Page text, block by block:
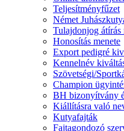
Teljesítményfűzet
Német
Tulajdonjog átírás
Honosítás menete
Export pedigré
Kennelnév
Szövetségi/
Champion
BH bizonyítvány
Kiállításra való
Kutyafajták
Fajtagondozó